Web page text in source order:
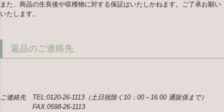
また、商品の生長後や収穫物に対する保証はいたしかねます。ご了承お願い
いたします。
返品のご連絡先
ご連絡先 TEL:0120-26-1113（土日祝除く10：00～16:00 通販係まで）
FAX:0598-26-1113